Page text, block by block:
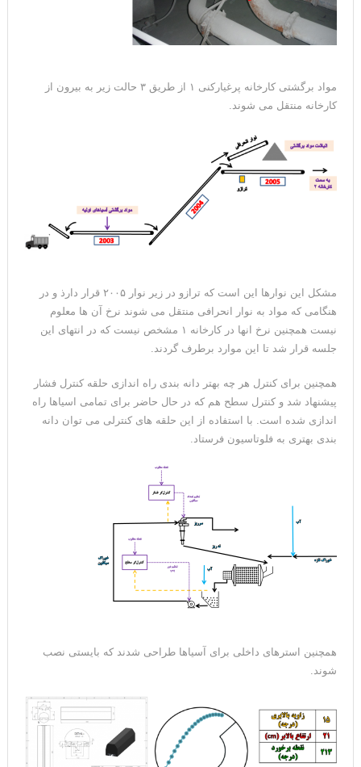
مواد برگشتی کارخانه پرغیارکنی ۱ از طریق ۳ حالت زیر به بیرون از
کارخانه منتقل می شوند.
مشکل این نوارها این است که ترازو در زیر نوار ۲۰۰۵ قرار دارذ و در
هنگامی که مواد به نوار انحرافی منتقل می شوند نرخ آن ها معلوم
نیست همچنین نرخ انها در کارخانه ۱ مشخص نیست که در انتهای این
جلسه قرار شد تا این موارد برطرف گردند.
همچنین برای کنترل هر چه بهتر دانه بندی راه اندازی حلقه کنترل فشار
پیشنهاد شد و کنترل سطح هم که در حال حاضر برای تمامی اسیاها راه
اندازی شده است. با استفاده از این حلقه های کنترلی می توان دانه
بندی بهتری به فلوتاسیون فرستاد.
همچنین استرهای داخلی برای آسیاها طراحی شدند که بایستی نصب
شوند.